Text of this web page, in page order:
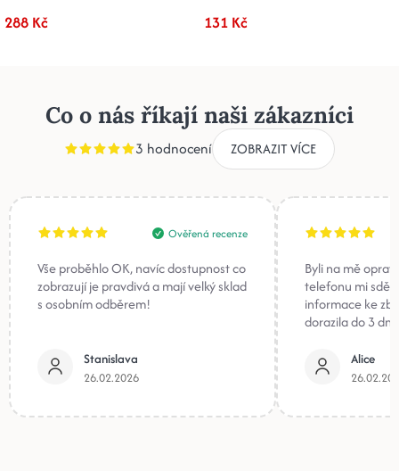
288 Kč 131 Kč
Co o nás říkají naši zákazníci
3 hodnocení ZOBRAZIT VÍCE
Ověřená recenze
Vše proběhlo OK, navíc dostupnost co
zobrazují je pravdivá a mají velký sklad
s osobním odběrem!
Stanislava
26.02.2026
Byli na mě
telefonu mi
informace ke
dorazila do 3
Alice